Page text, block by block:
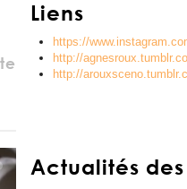
Liens
https://
http://
http://
Actualités